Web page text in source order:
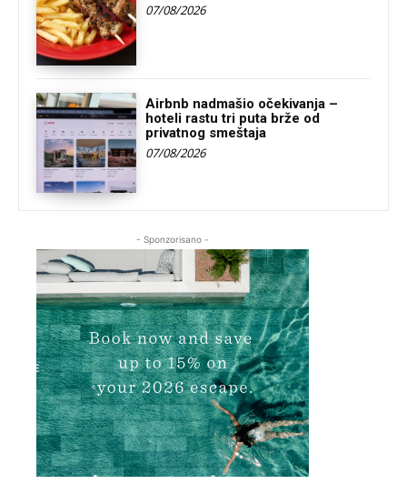
07/08/2026
Airbnb nadmašio očekivanja –
hoteli rastu tri puta brže od
privatnog smeštaja
07/08/2026
- Sponzorisano -